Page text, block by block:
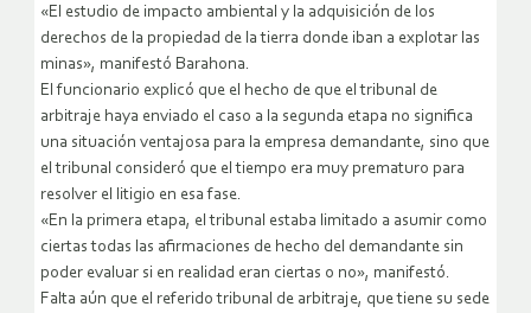
«El estudio de impacto ambiental y la adquisición de los
derechos de la propiedad de la tierra donde iban a explotar las
minas», manifestó Barahona.
El funcionario explicó que el hecho de que el tribunal de
arbitraje haya enviado el caso a la segunda etapa no significa
una situación ventajosa para la empresa demandante, sino que
el tribunal consideró que el tiempo era muy prematuro para
resolver el litigio en esa fase.
«En la primera etapa, el tribunal estaba limitado a asumir como
ciertas todas las afirmaciones de hecho del demandante sin
poder evaluar si en realidad eran ciertas o no», manifestó.
Falta aún que el referido tribunal de arbitraje, que tiene su sede